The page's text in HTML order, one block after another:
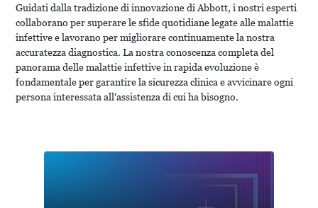
Guidati dalla tradizione di innovazione di Abbott, i nostri esperti
collaborano per superare le sfide quotidiane legate alle malattie
infettive e lavorano per migliorare continuamente la nostra
accuratezza diagnostica. La nostra conoscenza completa del
panorama delle malattie infettive in rapida evoluzione è
fondamentale per garantire la sicurezza clinica e avvicinare ogni
persona interessata all'assistenza di cui ha bisogno.